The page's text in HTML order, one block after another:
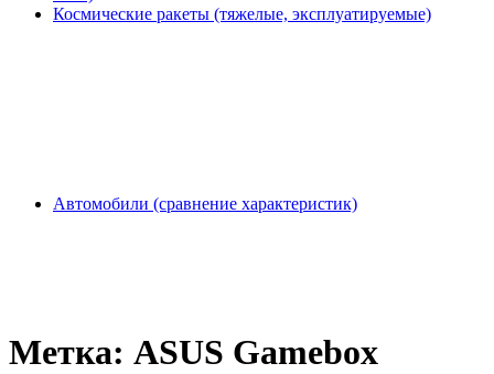
Космические ракеты (тяжелые, эксплуатируемые)
Автомобили (сравнение характеристик)
Метка: ASUS Gamebox